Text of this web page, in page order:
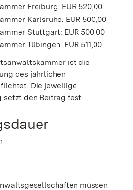
Freiburg: EUR 520,00
Karlsruhe: EUR 500,00
Stuttgart: EUR 500,00
Tübingen: EUR 511,00
ist die
des jährlichen
Die jeweilige
setzt den Beitrag fest.
müssen